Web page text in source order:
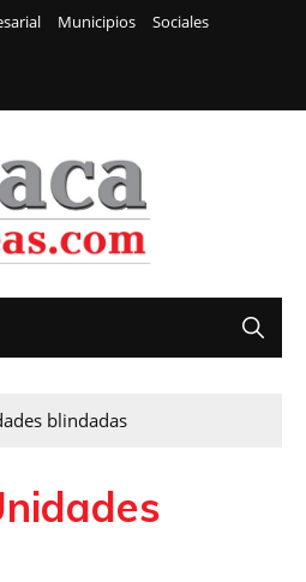
Municipios
Sociales
blindadas